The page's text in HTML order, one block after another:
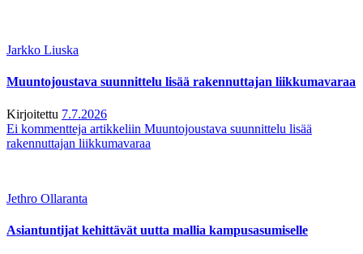
Jarkko Liuska
Muuntojoustava suunnittelu lisää rakennuttajan liikkumavaraa
Kirjoitettu 7.7.2026
Ei kommentteja artikkeliin Muuntojoustava suunnittelu lisää
rakennuttajan liikkumavaraa
Jethro Ollaranta
Asiantuntijat kehittävät uutta mallia kampusasumiselle